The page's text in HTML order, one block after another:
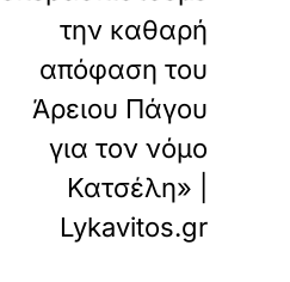
την καθαρή
απόφαση του
Άρειου Πάγου
για τον νόμο
Κατσέλη» |
Lykavitos.gr